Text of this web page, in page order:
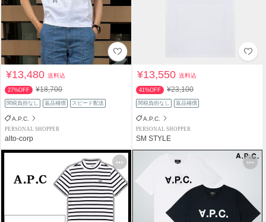
¥13,480送料込
27%OFF ¥18,700
関税負担なし 返品補償 スピード配送
A.P.C.
PERSONAL SHOPPER
alto-corp
¥13,550送料込
41%OFF ¥23,100
関税負担なし 返品補償
A.P.C.
PERSONAL SHOPPER
SM STYLE